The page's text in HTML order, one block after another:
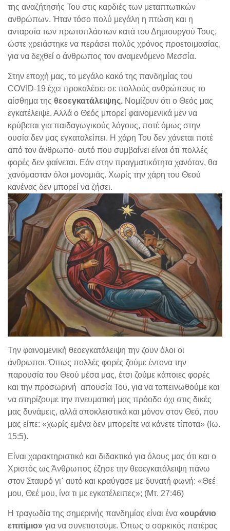
της αναζήτησής Του στις καρδιές των μεταπτωτικών
ανθρώπων. Ήταν τόσο πολύ μεγάλη η πτώση και η
ανταρσία των πρωτοπλάστων κατά του Δημιουργού Τους,
ώστε χρειάστηκε να περάσει πολύς χρόνος προετοιμασίας,
για να δεχθεί ο άνθρωπος τον αναμενόμενο Μεσσία.
Στην εποχή μας, το μεγάλο κακό της πανδημίας του
COVID-19 έχει προκαλέσει σε πολλούς ανθρώπους το
αίσθημα της θεοεγκατάλειψης. Νομίζουν ότι ο Θεός μας
εγκατέλειψε. Αλλά ο Θεός μπορεί φαινομενικά μεν να
κρύβεται για παιδαγωγικούς λόγους, ποτέ όμως στην
ουσία δεν μας εγκαταλείπει. Η χάρη Του δεν χάνεται ποτέ
από τον άνθρωπο· αυτό που συμβαίνει είναι ότι πολλές
φορές δεν φαίνεται. Εάν στην πραγματικότητα χανόταν, θα
χανόμασταν όλοι μονομιάς. Χωρίς την χάρη του Θεού
κανένας δεν μπορεί να ζήσει.
Την φαινομενική θεοεγκατάλειψη την ζουν όλοι οι
άνθρωποι. Όπως πολλές φορές ζούμε έντονα την
παρουσία του Θεού μέσα μας, έτσι ζούμε κάποιες φορές
και την προσωρινή απουσία Του, για να ταπεινωθούμε και
να στηρίζουμε την πνευματική μας πρόοδο όχι στις δικές
μας δυνάμεις, αλλά αποκλειστικά και μόνον στον Θεό, που
μας είπε: «χωρίς εμένα δεν μπορείτε να κάνετε τίποτα» (Ιω.
15:5).
Είναι χαρακτηριστικό και διδακτικό για όλους μας ότι και ο
Χριστός ως Άνθρωπος έζησε την θεοεγκατάλειψη πάνω
στον Σταυρό γι᾽ αυτό και κραύγασε με δυνατή φωνή: «Θεέ
μου, Θεέ μου, ίνα τι με εγκατέλειπες»; (Μτ. 27:46)
Η τραγωδία της σημερινής πανδημίας είναι ένα «ουράνιο
επιτίμιο» για να συνετιστούμε. Όπως ο σαρκικός πατέρας